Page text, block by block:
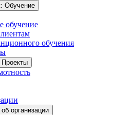
Обучение
обучение
обучения
Проекты
организации